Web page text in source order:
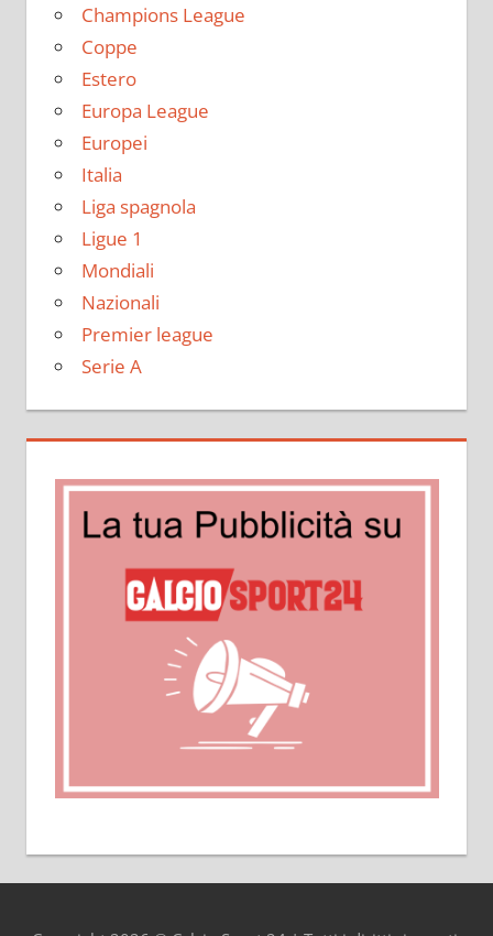
Champions League
Coppe
Estero
Europa League
Europei
Italia
Liga spagnola
Ligue 1
Mondiali
Nazionali
Premier league
Serie A